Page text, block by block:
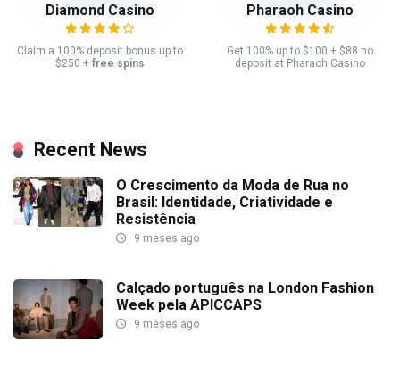
Diamond Casino
Claim a 100% deposit bonus up to
$250 + free spins
Pharaoh Casino
Get 100% up to $100 + $88 no
deposit at Pharaoh Casino
Recent News
O Crescimento da Moda de Rua no
Brasil: Identidade, Criatividade e
Resistência
9 meses ago
Calçado português na London Fashion
Week pela APICCAPS
9 meses ago